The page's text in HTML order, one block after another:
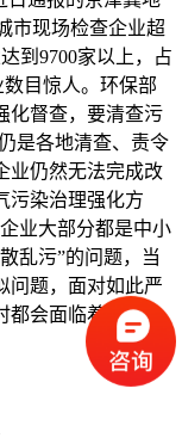
市现场检查企业超
到9700家以上，占
数目惊人。环保部
化督查，要清查污
是各地清查、责令
业仍然无法完成改
污染治理强化方
业大部分都是中小
乱污”的问题，当
问题，面对如此严
都会面临着关停、